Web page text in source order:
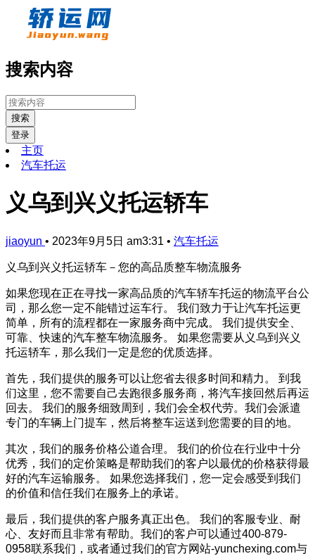
搜索内容
搜索
登录
主页
汽车托运
义乌到兴义托运轿车
jiaoyun • 2023年9月5日 am3:31 • 汽车托运
义乌到兴义托运轿车－您的高品质整车物流服务
如果您现在正在寻找一家高品质的汽车轿车托运的物流平台公
司，那么您一定不能错过运车行。 我们致力于让汽车托运更
简单，所有的流程都在一家服务商中完成。 我们提供安全、
可靠、快速的汽车整车物流服务。 如果您需要从义乌到兴义
托运轿车，那么我们一定是您的优质选择。
首先，我们提供的服务可以让您省去很多时间和精力。 到我
们这里，您不需要自己去跑很多服务商，将汽车接回然后再运
回去。 我们的服务细致周到，我们会全权代劳。我们会派遣
专门的车辆上门提车，然后将整车运送到您需要的目的地。
其次，我们的服务价格公道合理。 我们的价位在行业中十分
优秀，我们的定价策略是帮助我们的客户以最优的价格获得最
好的汽车运输服务。 如果您选择我们，您一定会感受到我们
的价值和信任我们在服务上的承诺。
最后，我们提供的客户服务真正出色。 我们的客服专业、耐
心、友好而且非常有帮助。我们的客户可以通过400-879-
0958联系我们，或者通过我们的官方网站-yunchexing.com与